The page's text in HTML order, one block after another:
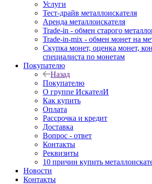
Услуги
Тест-драйв металлоискателя
Аренда металлоискателя
Trade-in - обмен старого
Trade-in-mix - обмен монет на
Скупка монет, оценка монет,
специалиста по монетам
Покупателю
Назад
Покупателю
О группе ИскателИ
Как купить
Оплата
Рассрочка и кредит
Доставка
Вопрос - ответ
Контакты
Реквизиты
10 причин купить
Новости
Контакты